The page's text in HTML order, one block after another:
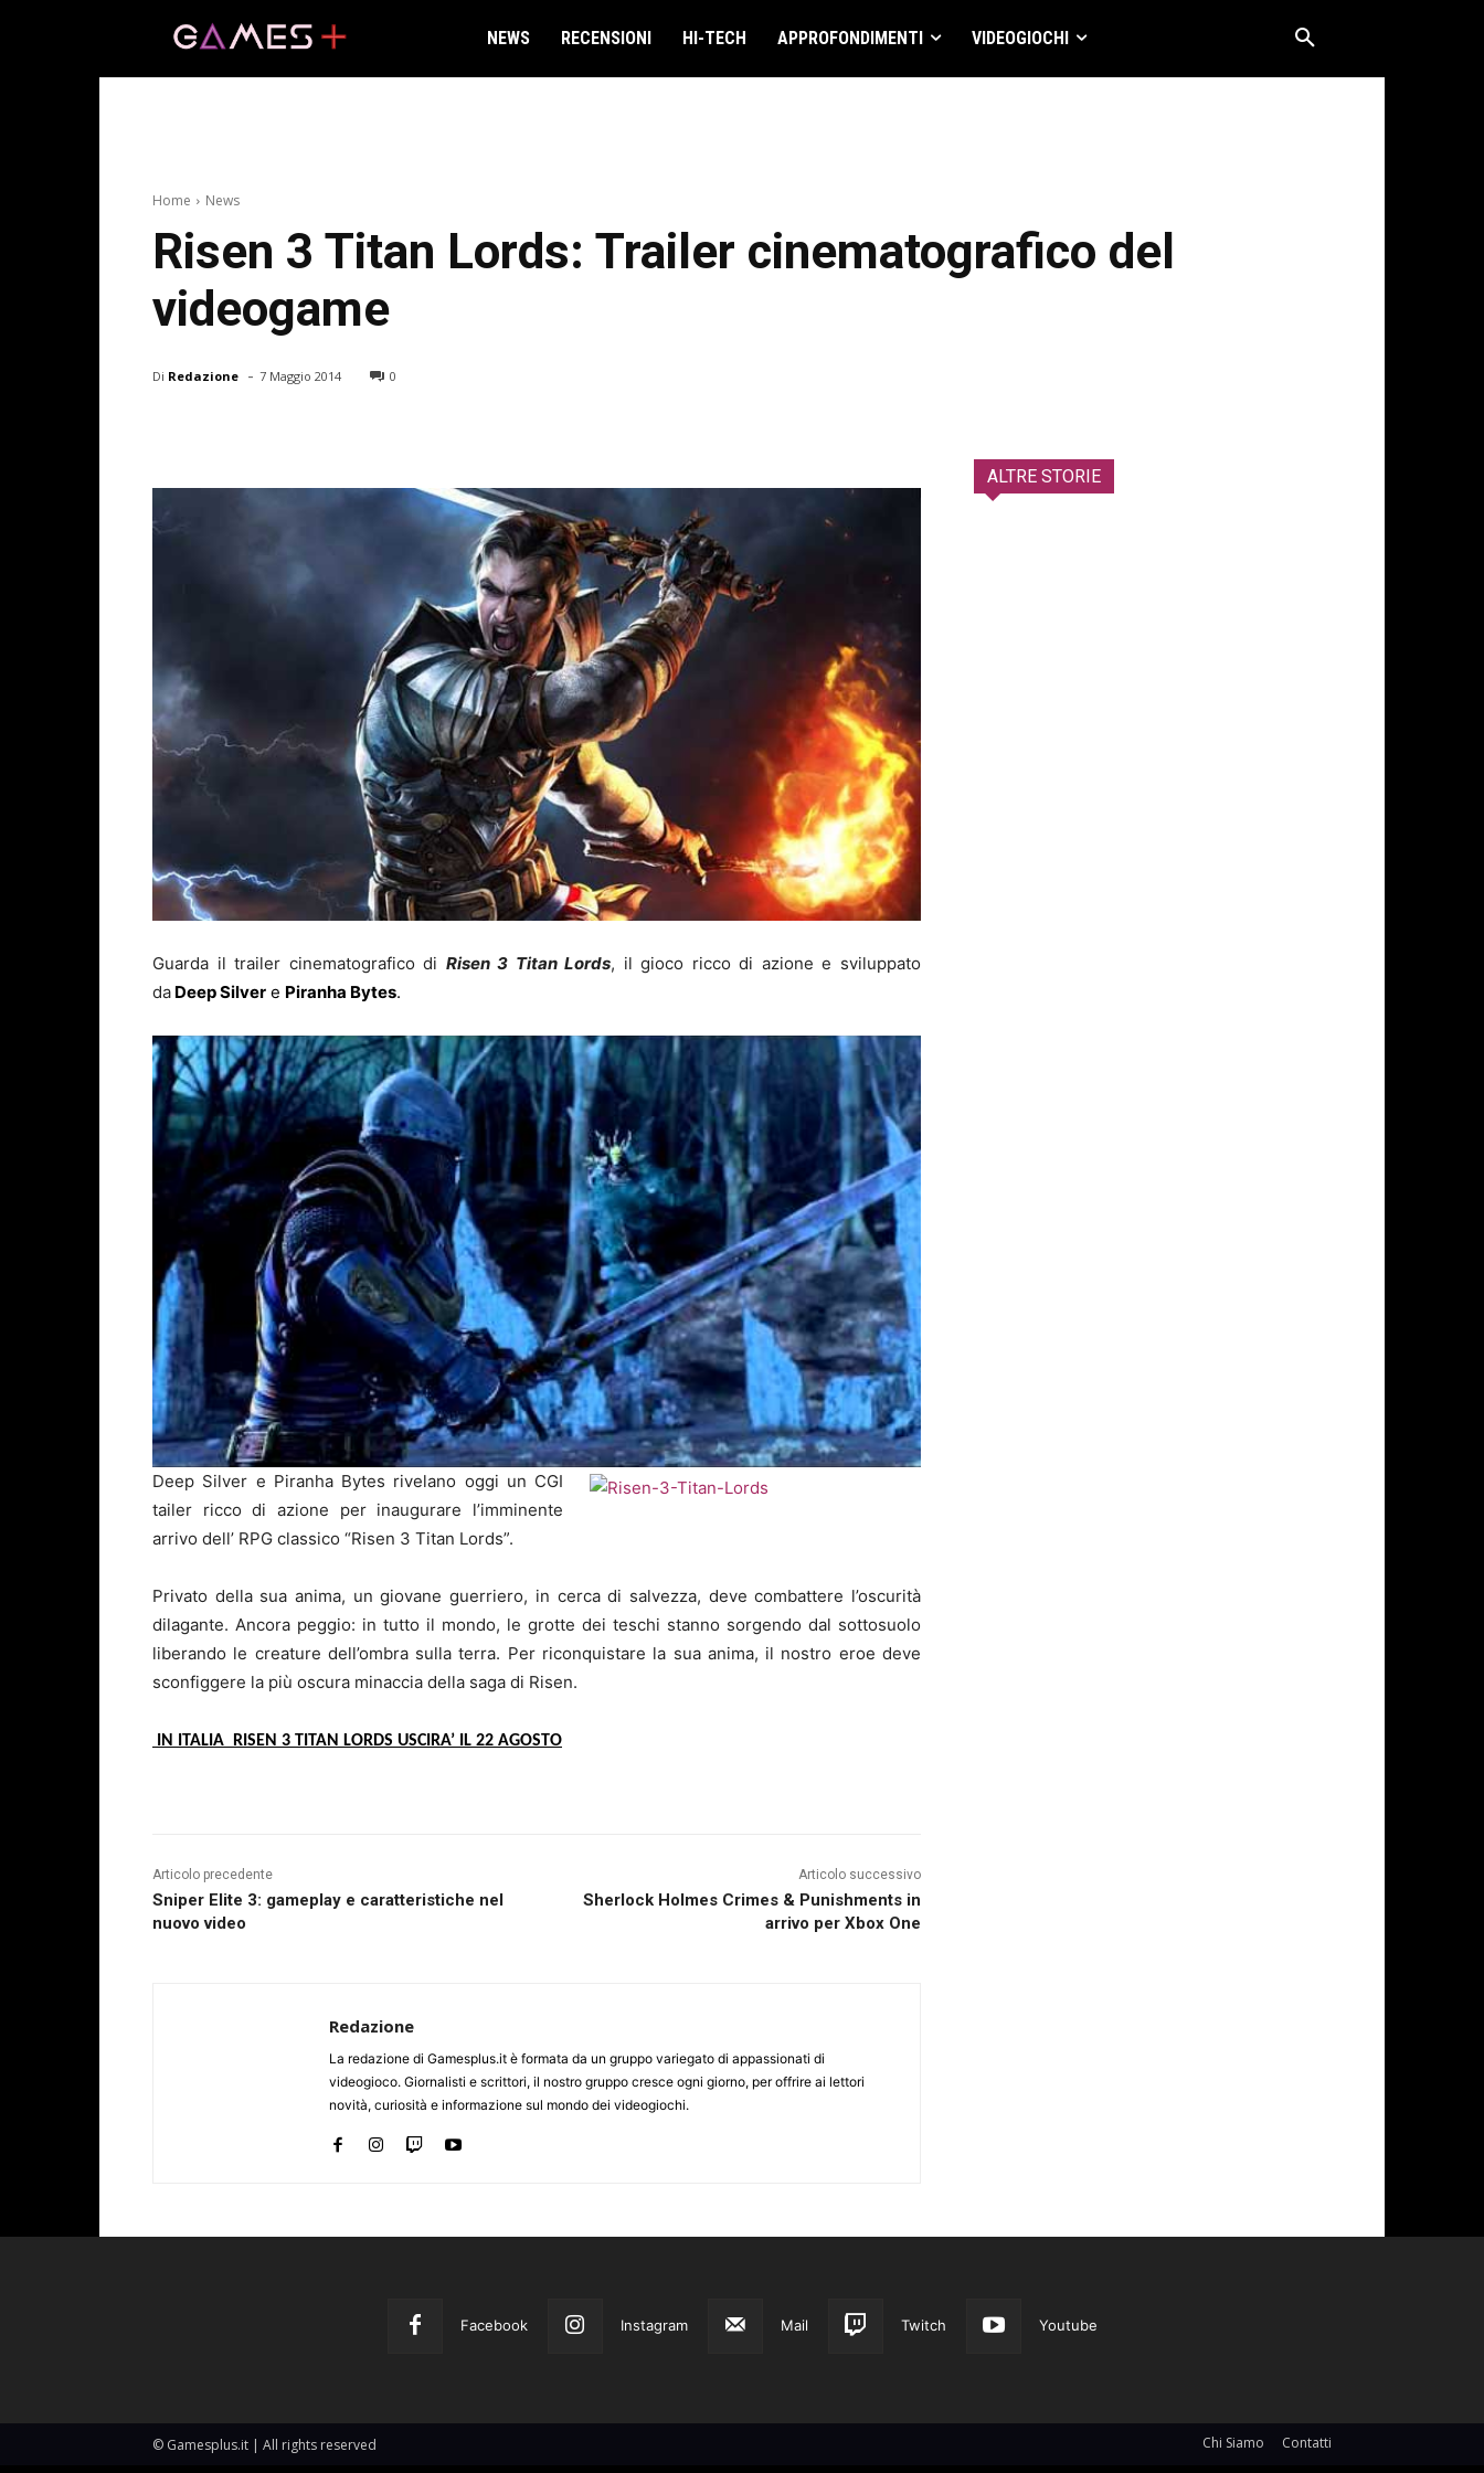
NEWS RECENSIONI HI-TECH APPROFONDIMENTI VIDEOGIOCHI
Home News
Risen 3 Titan Lords: Trailer cinematografico del
videogame
Di Redazione - 7 Maggio 2014 0
Guarda il trailer cinematografico di Risen 3 Titan Lords, il gioco ricco di azione e sviluppato
da Deep Silver e Piranha Bytes.
Deep Silver e Piranha Bytes rivelano oggi un CGI
tailer ricco di azione per inaugurare l’imminente
arrivo dell’ RPG classico “Risen 3 Titan Lords”.
Privato della sua anima, un giovane guerriero, in cerca di salvezza, deve combattere l’oscurità
dilagante. Ancora peggio: in tutto il mondo, le grotte dei teschi stanno sorgendo dal sottosuolo
liberando le creature dell’ombra sulla terra. Per riconquistare la sua anima, il nostro eroe deve
sconfiggere la più oscura minaccia della saga di Risen.
IN ITALIA RISEN 3 TITAN LORDS USCIRA’ IL 22 AGOSTO
Articolo precedente
Sniper Elite 3: gameplay e caratteristiche nel
nuovo video
Articolo successivo
Sherlock Holmes Crimes & Punishments in
arrivo per Xbox One
Redazione
La redazione di Gamesplus.it è formata da un gruppo variegato di appassionati di
videogioco. Giornalisti e scrittori, il nostro gruppo cresce ogni giorno, per offrire ai lettori
novità, curiosità e informazione sul mondo dei videogiochi.
ALTRE STORIE
Facebook Instagram Mail Twitch Youtube
© Gamesplus.it | All rights reserved Chi Siamo Contatti